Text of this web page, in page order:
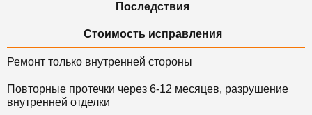
Последствия
Стоимость исправления
Ремонт только внутренней стороны
Повторные протечки через 6-12 месяцев, разрушение
внутренней отделки